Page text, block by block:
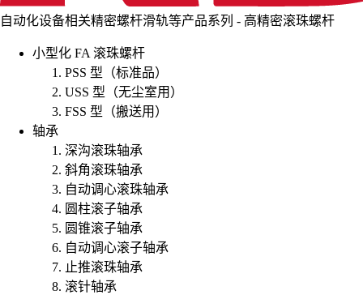
自动化设备相关精密螺杆滑轨等产品系列 - 高精密滚珠螺杆
小型化 FA 滚珠螺杆
PSS 型（标准品）
USS 型（无尘室用）
FSS 型（搬送用）
轴承
深沟滚珠轴承
斜角滚珠轴承
自动调心滚珠轴承
圆柱滚子轴承
圆锥滚子轴承
自动调心滚子轴承
止推滚珠轴承
滚针轴承